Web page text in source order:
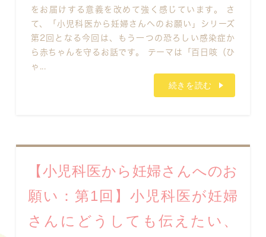
をお届けする意義を改めて強く感じています。 さ
て、「小児科医から妊婦さんへのお願い」シリーズ
第2回となる今回は、もう一つの恐ろしい感染症か
ら赤ちゃんを守るお話です。 テーマは「百日咳（ひ
ゃ...
続きを読む
【小児科医から妊婦さんへのお
願い：第1回】小児科医が妊婦
さんにどうしても伝えたい、